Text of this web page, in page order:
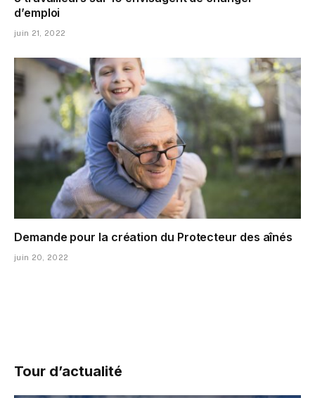
d’emploi
juin 21, 2022
Demande pour la création du Protecteur des aînés
juin 20, 2022
Tour d’actualité